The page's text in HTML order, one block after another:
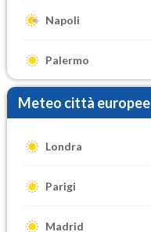
Napoli
Palermo
Meteo città europee
Londra
Parigi
Madrid